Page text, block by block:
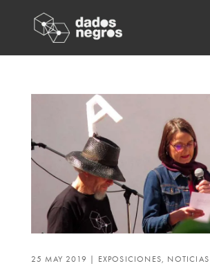
25 MAY 2019 | EXPOSICIONES, NOTICIAS